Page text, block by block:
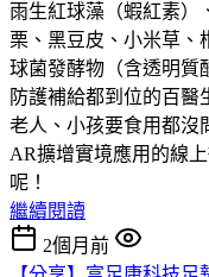
雨生紅球藻（蝦紅素）
栗、黑豆皮、小米草、
球菌發酵物（含透明質
防護補給都到位的百醫
老人、小孩要食用都沒
AR擴增實境應用的線
呢！
繼續閱讀
2個月前